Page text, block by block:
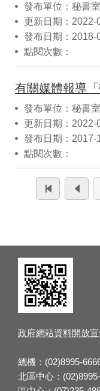
發布單位：秘書室
更新日期：2022-
發布日期：2018-
點閱次數：
發布單位：秘書室
更新日期：2022-
發布日期：2017-
點閱次數：
政府網站資料開放
總機：(02)8995-
北區中心：